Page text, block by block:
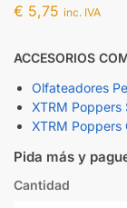
€ 5,75 inc. IVA
ACCESORIOS
Olfateadores
XTRM Poppers
XTRM Poppers
Pida más y
Cantidad